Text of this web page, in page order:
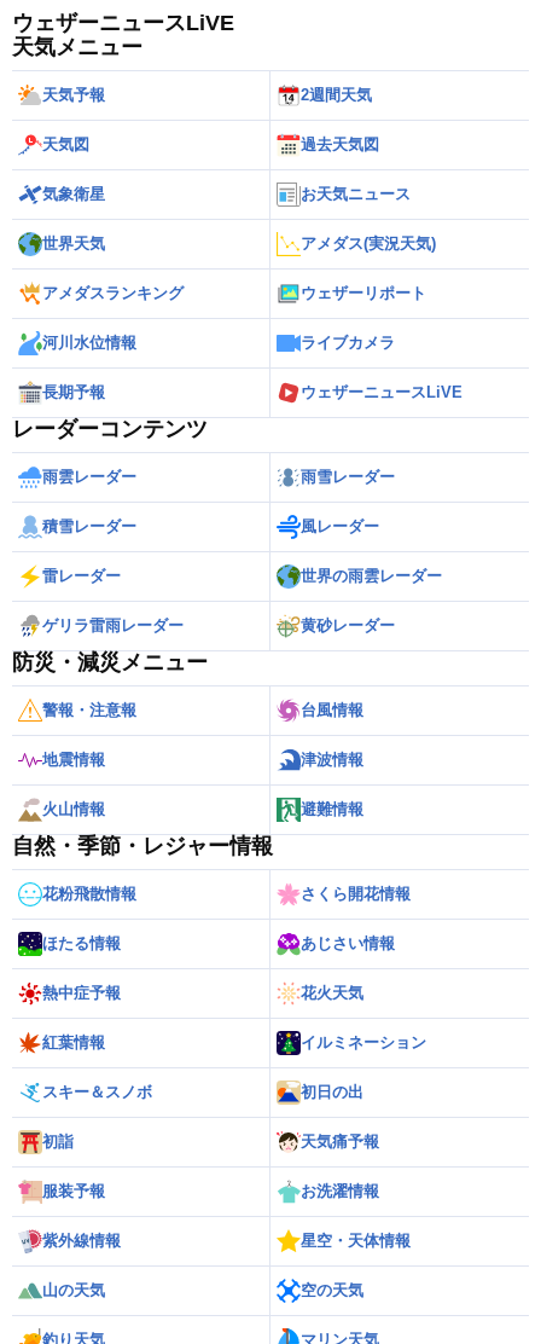
ウェザーニュースLiVE
天気メニュー
天気予報 2週間天気
天気図 過去天気図
気象衛星 お天気ニュース
世界天気 アメダス(実況天気)
アメダスランキング ウェザーリポート
河川水位情報 ライブカメラ
長期予報 ウェザーニュースLiVE
レーダーコンテンツ
雨雲レーダー 雨雪レーダー
積雪レーダー 風レーダー
雷レーダー 世界の雨雲レーダー
ゲリラ雷雨レーダー 黄砂レーダー
防災・減災メニュー
警報・注意報 台風情報
地震情報 津波情報
火山情報 避難情報
自然・季節・レジャー情報
花粉飛散情報 さくら開花情報
ほたる情報 あじさい情報
熱中症予報 花火天気
紅葉情報 イルミネーション
スキー＆スノボ 初日の出
初詣 天気痛予報
服装予報 お洗濯情報
紫外線情報 星空・天体情報
山の天気 空の天気
釣り天気 マリン天気